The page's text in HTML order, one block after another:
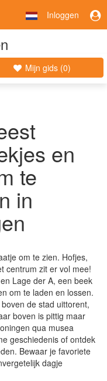
Inloggen
Mijn gids (0)
en
te
in
om te zien. Hofjes,
centrum zit er vol mee!
Lage der A, een beek
om te laden en lossen.
de stad uittorent,
boven is pittig maar
qua musea
geschiedenis of ontdek
Bewaar je favoriete
dagje